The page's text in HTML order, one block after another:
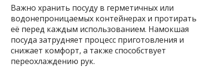
Важно хранить посуду в герметичных или
водонепроницаемых контейнерах и протирать
её перед каждым использованием. Намокшая
посуда затрудняет процесс приготовления и
снижает комфорт, а также способствует
переохлаждению рук.